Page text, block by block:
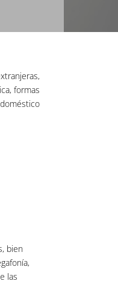
formas
bien
las